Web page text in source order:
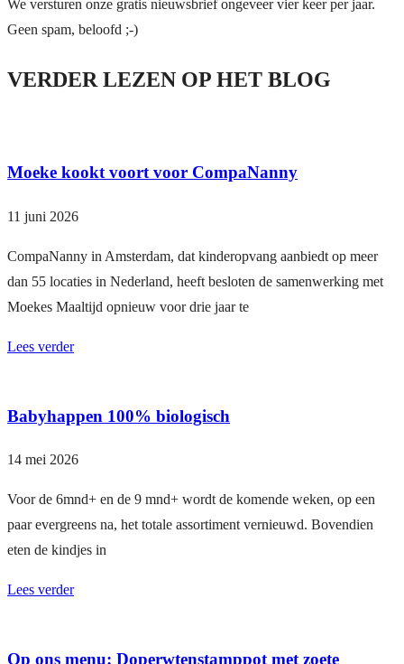
We versturen onze gratis nieuwsbrief ongeveer vier keer per jaar.
Geen spam, beloofd ;-)
VERDER LEZEN OP HET BLOG
Moeke kookt voort voor CompaNanny
11 juni 2026
CompaNanny in Amsterdam, dat kinderopvang aanbiedt op meer
dan 55 locaties in Nederland, heeft besloten de samenwerking met
Moekes Maaltijd opnieuw voor drie jaar te
Lees verder
Babyhappen 100% biologisch
14 mei 2026
Voor de 6mnd+ en de 9 mnd+ wordt de komende weken, op een
paar evergreens na, het totale assortiment vernieuwd. Bovendien
eten de kindjes in
Lees verder
Op ons menu: Doperwtenstamppot met zoete